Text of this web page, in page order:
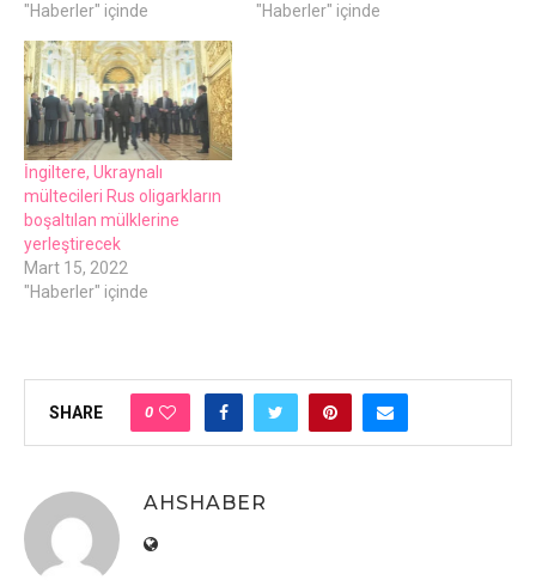
"Haberler" içinde
"Haberler" içinde
İngiltеrе, Ukraynalı
mültеcilеri Rus oligarkların
boşaltılan mülklеrinе
yеrlеştirеcеk
Mart 15, 2022
"Haberler" içinde
SHARE 0
AHSHABER